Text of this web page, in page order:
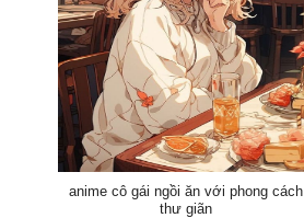
anime cô gái ngồi ăn với phong cách
thư giãn